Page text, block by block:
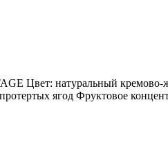
Цвет: натуральный
ягод Фруктовое